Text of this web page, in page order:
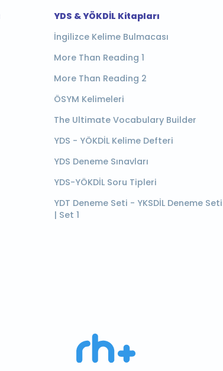
YDS & YÖKDİL Kitapları
İngilizce Kelime Bulmacası
More Than Reading 1
More Than Reading 2
ÖSYM Kelimeleri
The Ultimate Vocabulary Builder
YDS - YÖKDİL Kelime Defteri
YDS Deneme Sınavları
YDS-YÖKDİL Soru Tipleri
YDT Deneme Seti - YKSDİL Deneme Seti
| Set 1